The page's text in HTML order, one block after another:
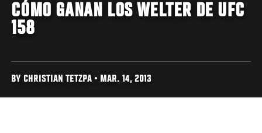
CÓMO GANAN LOS WELTER DE UFC
158
BY CHRISTIAN TETZPA • MAR. 14, 2013